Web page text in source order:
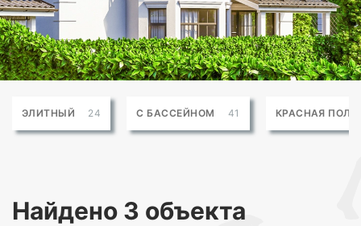
ЭЛИТНЫЙ 24 С БАССЕЙНОМ 41 КРАСНАЯ
Найдено 3 объекта